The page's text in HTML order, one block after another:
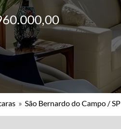
» São Bernardo do Campo / SP